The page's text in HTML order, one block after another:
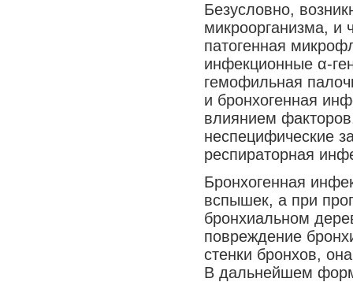
Безусловно,
микроорганизма, и
патогенная
инфекционные α-
гемофильная
и бронхогенная
влиянием
неспецифические
респираторная
Бронхогенная
вспышек, а при
бронхиальном
повреждение
стенки бронхов,
В дальнейшем